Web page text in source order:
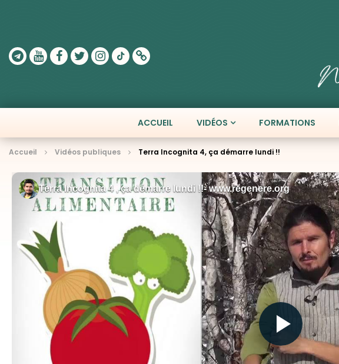
ACCUEIL VIDÉOS FORMATIONS
Accueil Vidéos publiques Terra Incognita 4, ça démarre lundi !!